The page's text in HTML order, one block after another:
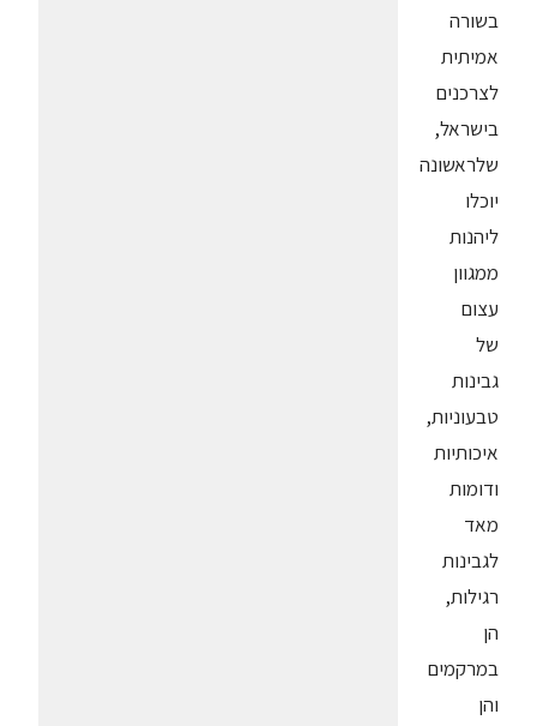
בשורה
אמיתית
לצרכנים
בישראל,
שלראשונה
יוכלו
ליהנות
ממגוון
עצום
של
גבינות
טבעוניות,
איכותיות
ודומות
מאד
לגבינות
רגילות,
הן
במרקמים
והן